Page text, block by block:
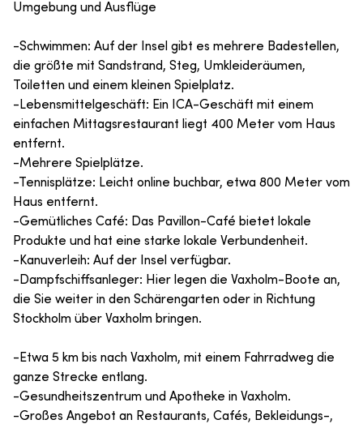
Umgebung und Ausflüge
-Schwimmen: Auf der Insel gibt es mehrere Badestellen,
die größte mit Sandstrand, Steg, Umkleideräumen,
Toiletten und einem kleinen Spielplatz.
-Lebensmittelgeschäft: Ein ICA-Geschäft mit einem
einfachen Mittagsrestaurant liegt 400 Meter vom Haus
entfernt.
-Mehrere Spielplätze.
-Tennisplätze: Leicht online buchbar, etwa 800 Meter vom
Haus entfernt.
-Gemütliches Café: Das Pavillon-Café bietet lokale
Produkte und hat eine starke lokale Verbundenheit.
-Kanuverleih: Auf der Insel verfügbar.
-Dampfschiffsanleger: Hier legen die Vaxholm-Boote an,
die Sie weiter in den Schärengarten oder in Richtung
Stockholm über Vaxholm bringen.
-Etwa 5 km bis nach Vaxholm, mit einem Fahrradweg die
ganze Strecke entlang.
-Gesundheitszentrum und Apotheke in Vaxholm.
-Großes Angebot an Restaurants, Cafés, Bekleidungs-,